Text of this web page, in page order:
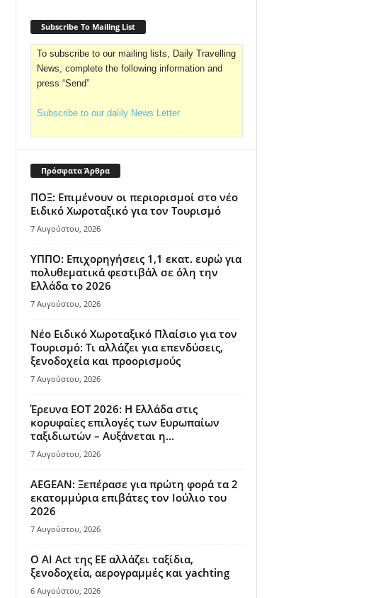
Subscribe To Mailing List
To subscribe to our mailing lists, Daily Travelling
News, complete the following information and
press “Send”
Subscribe to our daiily News Letter
Πρόσφατα Άρθρα
ΠΟΞ: Επιμένουν οι περιορισμοί στο νέο
Ειδικό Χωροταξικό για τον Τουρισμό
7 Αυγούστου, 2026
ΥΠΠΟ: Επιχορηγήσεις 1,1 εκατ. ευρώ για
πολυθεματικά φεστιβάλ σε όλη την
Ελλάδα το 2026
7 Αυγούστου, 2026
Νέο Ειδικό Χωροταξικό Πλαίσιο για τον
Τουρισμό: Τι αλλάζει για επενδύσεις,
ξενοδοχεία και προορισμούς
7 Αυγούστου, 2026
Έρευνα ΕΟΤ 2026: Η Ελλάδα στις
κορυφαίες επιλογές των Ευρωπαίων
ταξιδιωτών – Αυξάνεται η...
7 Αυγούστου, 2026
AEGEAN: Ξεπέρασε για πρώτη φορά τα 2
εκατομμύρια επιβάτες τον Ιούλιο του
2026
7 Αυγούστου, 2026
Ο AI Act της ΕΕ αλλάζει ταξίδια,
ξενοδοχεία, αερογραμμές και yachting
6 Αυγούστου, 2026